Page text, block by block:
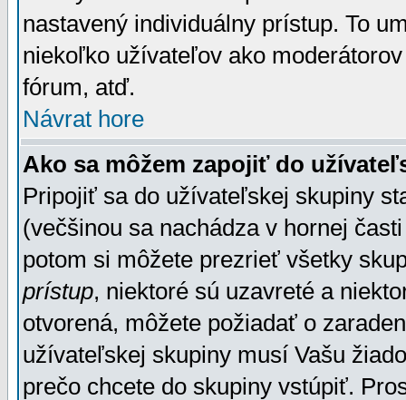
nastavený individuálny prístup. To
niekoľko užívateľov ako
fórum, atď.
Návrat hore
Ako sa môžem zapojiť do
Pripojiť sa do užívateľskej skupiny
(večšinou sa nachádza v hornej
potom si môžete prezrieť všetky
prístup, niektoré sú uzavreté a
otvorená, môžete požiadať o
užívateľskej skupiny musí Vašu
prečo chcete do skupiny vstúpiť.